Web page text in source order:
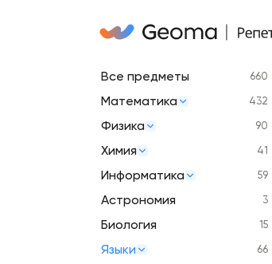
Все предметы 660
Математика 432
Физика 90
Химия 41
Информатика 59
Астрономия 3
Биология 15
Языки 66